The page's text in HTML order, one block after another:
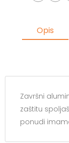
Opis
Završni
zaštitu
ponudi